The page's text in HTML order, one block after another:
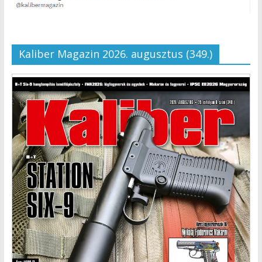
Kaliber Magazin 2026. augusztus (349.)